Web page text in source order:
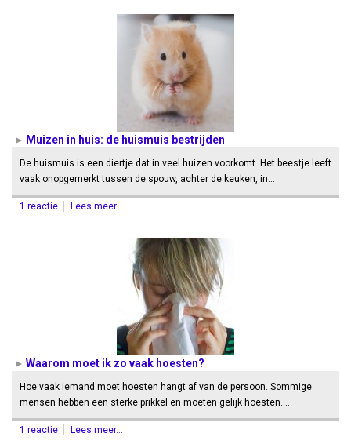
Muizen in huis: de huismuis bestrijden
De huismuis is een diertje dat in veel huizen voorkomt. Het beestje leeft
vaak onopgemerkt tussen de spouw, achter de keuken, in…
1 reactie Lees meer...
Waarom moet ik zo vaak hoesten?
Hoe vaak iemand moet hoesten hangt af van de persoon. Sommige
mensen hebben een sterke prikkel en moeten gelijk hoesten.…
1 reactie Lees meer...